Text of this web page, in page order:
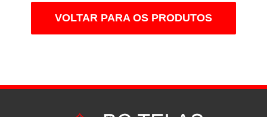
VOLTAR PARA OS PRODUTOS